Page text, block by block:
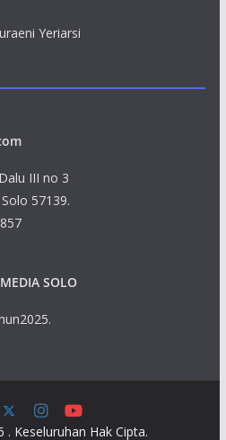
Yeriarsi
III no 3
57139.
SOLO
. Keseluruhan Hak Cipta.